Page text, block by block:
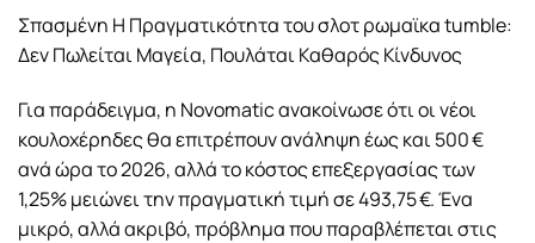
Σπασμένη Η Πραγματικότητα του σλοτ ρωμαϊκα tumble:
Δεν Πωλείται Μαγεία, Πουλάται Καθαρός Κίνδυνος
Για παράδειγμα, η Novomatic ανακοίνωσε ότι οι νέοι
κουλοχέρηδες θα επιτρέπουν ανάληψη έως και 500 €
ανά ώρα το 2026, αλλά το κόστος επεξεργασίας των
1,25% μειώνει την πραγματική τιμή σε 493,75 €. Ένα
μικρό, αλλά ακριβό, πρόβλημα που παραβλέπεται στις